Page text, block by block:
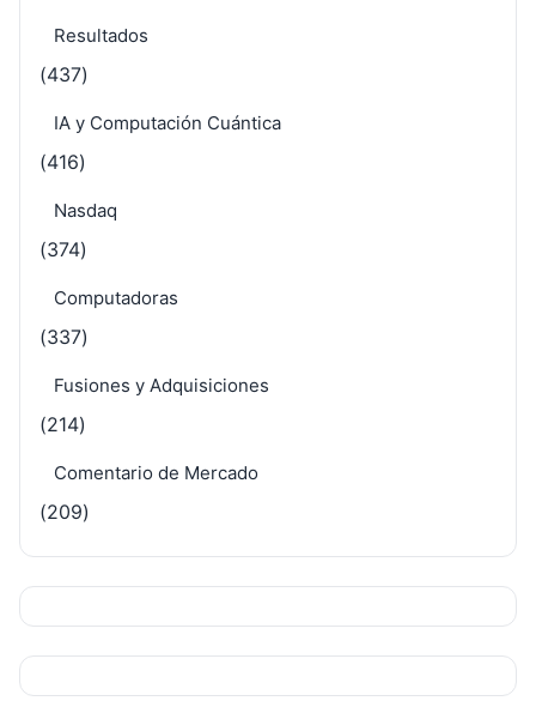
Resultados
(437)
IA y Computación Cuántica
(416)
Nasdaq
(374)
Computadoras
(337)
Fusiones y Adquisiciones
(214)
Comentario de Mercado
(209)